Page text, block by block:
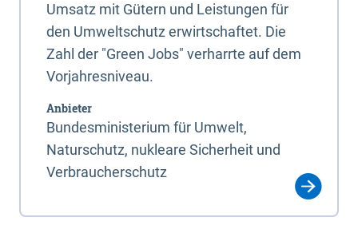
Umsatz mit Gütern und Leistungen für
den Umweltschutz erwirtschaftet. Die
Zahl der "Green Jobs" verharrte auf dem
Vorjahresniveau.
Anbieter
Bundesministerium für Umwelt,
Naturschutz, nukleare Sicherheit und
Verbraucherschutz